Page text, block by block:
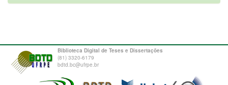
Biblioteca Digital de Teses e Dissertações
(81) 3320-6179
bdtd.bc@ufrpe.br